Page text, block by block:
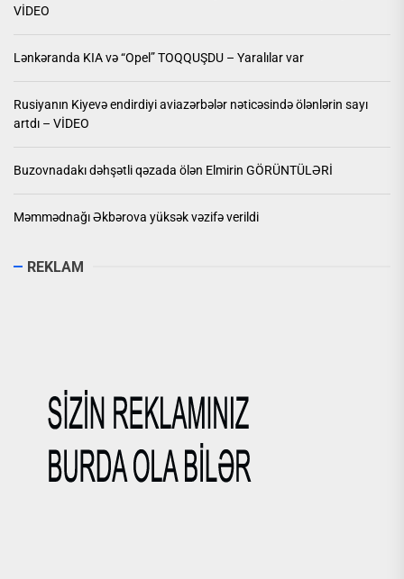
VİDEO
Lənkəranda KIA və “Opel” TOQQUŞDU – Yaralılar var
Rusiyanın Kiyevə endirdiyi aviazərbələr nəticəsində ölənlərin sayı
artdı – VİDEO
Buzovnadakı dəhşətli qəzada ölən Elmirin GÖRÜNTÜLƏRİ
Məmmədnağı Əkbərova yüksək vəzifə verildi
REKLAM